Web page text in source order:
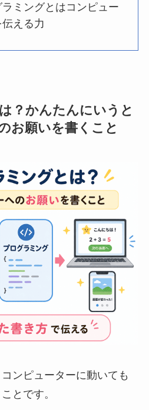
ミングとはコンピュー
える力
？かんたんにいうと
お願いを書くこと
ンピューターに動いても
とです。